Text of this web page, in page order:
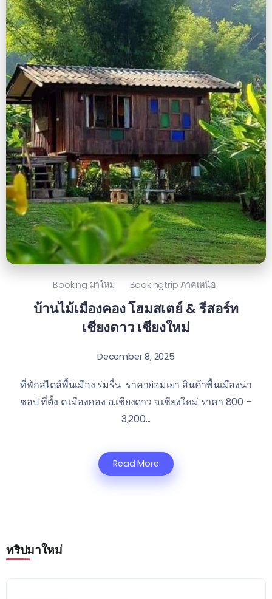
Booking มาใหม่ Bookingtrip ภาคเหนือ
บ้านไม้เมืองคอง โฮมสเตย์ & รีสอร์ท
เชียงดาว เชียงใหม่
December 8, 2025
ที่พักสไตล์พื้นเมือง ร่มรื่น ราคาย่อมเยา สินค้าพื้นเมืองน่า
ชอป ที่ตั้ง ต.เมืองคอง อ.เชียงดาว จ.เชียงใหม่ ราคา 800 –
3,200...
Read More
ทริปมาใหม่